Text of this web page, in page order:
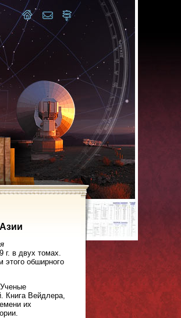
г. в двух томах.
этого обширного
Книга Вейдлера,
их